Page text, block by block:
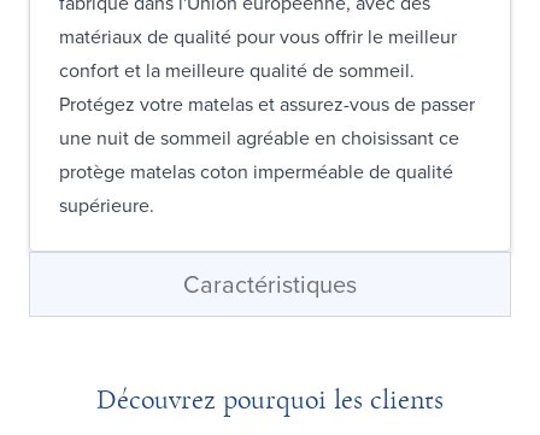
matériaux de qualité pour vous offrir le meilleur
confort et la meilleure qualité de sommeil.
Protégez votre matelas et assurez-vous de passer
une nuit de sommeil agréable en choisissant ce
protège matelas coton imperméable de qualité
supérieure.
Caractéristiques
Découvrez pourquoi les clients